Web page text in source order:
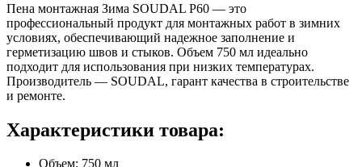
Пена монтажная Зима SOUDAL P60 — это
профессиональный продукт для монтажных работ в зимних
условиях, обеспечивающий надежное заполнение и
герметизацию швов и стыков. Объем 750 мл идеально
подходит для использования при низких температурах.
Производитель — SOUDAL, гарант качества в строительстве
и ремонте.
Характеристики товара:
Объем: 750 мл